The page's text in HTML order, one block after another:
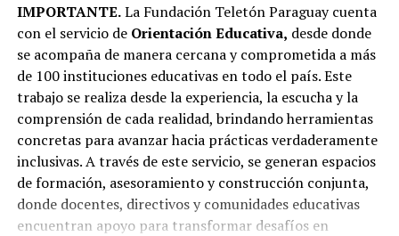
IMPORTANTE.La Fundación Teletón Paraguay cuenta
con el servicio de Orientación Educativa, desde donde
se acompaña de manera cercana y comprometida a más
de 100 instituciones educativas en todo el país. Este
trabajo se realiza desde la experiencia, la escucha y la
comprensión de cada realidad, brindando herramientas
concretas para avanzar hacia prácticas verdaderamente
inclusivas. A través de este servicio, se generan espacios
de formación, asesoramiento y construcción conjunta,
donde docentes, directivos y comunidades educativas
encuentran apoyo para transformar desafíos en